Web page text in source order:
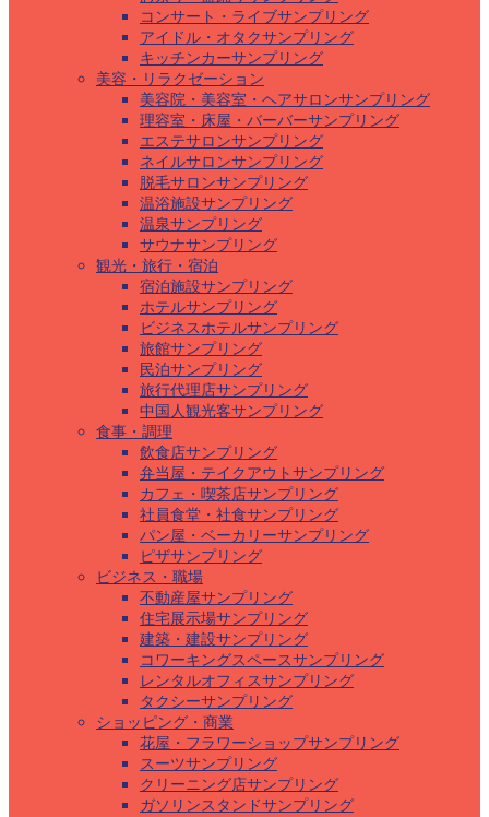
コンサート・ライブサンプリング
アイドル・オタクサンプリング
キッチンカーサンプリング
美容・リラクゼーション
美容院・美容室・ヘアサロンサンプリング
理容室・床屋・バーバーサンプリング
エステサロンサンプリング
ネイルサロンサンプリング
脱毛サロンサンプリング
温浴施設サンプリング
温泉サンプリング
サウナサンプリング
観光・旅行・宿泊
宿泊施設サンプリング
ホテルサンプリング
ビジネスホテルサンプリング
旅館サンプリング
民泊サンプリング
旅行代理店サンプリング
中国人観光客サンプリング
食事・調理
飲食店サンプリング
弁当屋・テイクアウトサンプリング
カフェ・喫茶店サンプリング
社員食堂・社食サンプリング
パン屋・ベーカリーサンプリング
ピザサンプリング
ビジネス・職場
不動産屋サンプリング
住宅展示場サンプリング
建築・建設サンプリング
コワーキングスペースサンプリング
レンタルオフィスサンプリング
タクシーサンプリング
ショッピング・商業
花屋・フラワーショップサンプリング
スーツサンプリング
クリーニング店サンプリング
ガソリンスタンドサンプリング